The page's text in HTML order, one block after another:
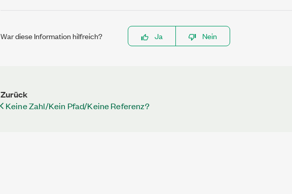
War diese Information hilfreich? Ja Nein
Zurück
Keine Zahl/Kein Pfad/Keine Referenz?